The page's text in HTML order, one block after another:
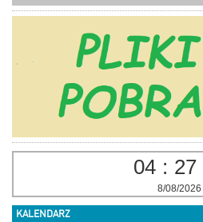
04 : 27
8/08/2026
KALENDARZ